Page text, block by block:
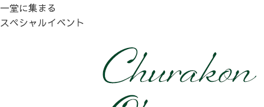
一堂に集まる
スペシャルイベント